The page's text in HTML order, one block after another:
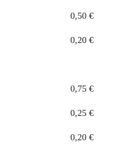
0,50 €
0,20 €
0,75 €
0,25 €
0,20 €